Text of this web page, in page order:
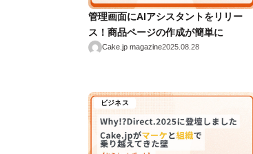
管理画面にAIアシスタントをリリー
ス！商品ページの作成が簡単に
Cake.jp magazine2025.08.28
ビジネス